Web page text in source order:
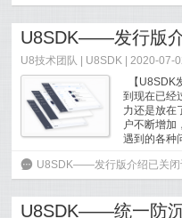
U8SDK——发行版
U8技术团队 U8SDK | 2020-07-
【U8SDK
到现在已经
力还是放在
户不断增加
遇到的各种
6 U8SDK——发行版介绍已关
U8SDK——统一防